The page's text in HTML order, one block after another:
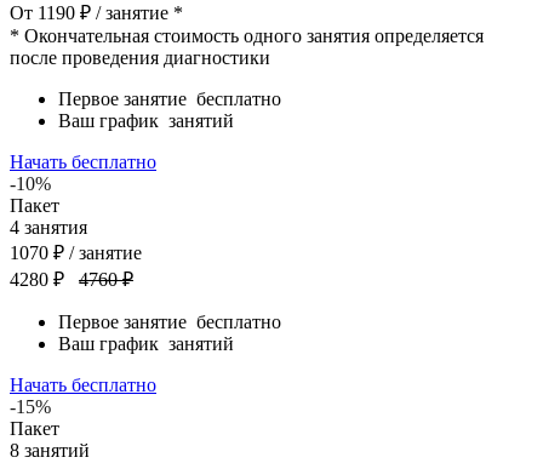
От 1190 ₽ / занятие *
* Окончательная стоимость одного занятия определяется
после проведения диагностики
Первое занятие бесплатно
Ваш график занятий
Начать бесплатно
-10%
Пакет
4 занятия
1070 ₽ / занятие
4280 ₽
4760 ₽
Первое занятие бесплатно
Ваш график занятий
Начать бесплатно
-15%
Пакет
8 занятий